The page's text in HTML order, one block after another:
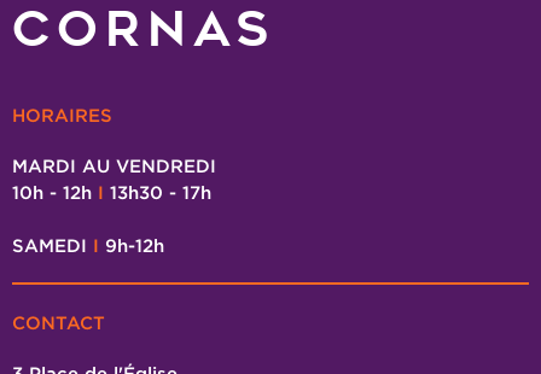
CORNAS
HORAIRES
MARDI AU VENDREDI
10h - 12h I 13h30 - 17h
SAMEDI I 9h-12h
CONTACT